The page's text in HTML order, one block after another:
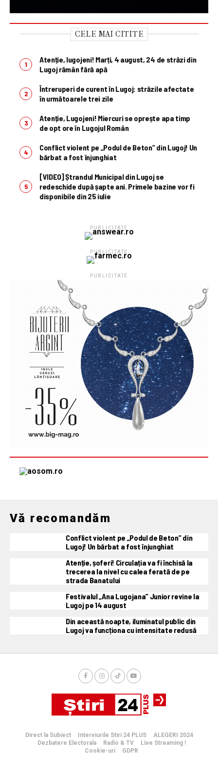
CELE MAI CITITE
Atenție, lugojeni! Marți, 4 august, 24 de străzi din
Lugoj rămân fără apă
Întreruperi de curent în Lugoj: străzile afectate
în următoarele trei zile
Atenție, Lugojeni! Miercuri se oprește apa timp
de opt ore în Lugojul Român
Conflict violent pe „Podul de Beton” din Lugoj! Un
bărbat a fost înjunghiat
[VIDEO] Ștrandul Municipal din Lugoj se
redeschide după șapte ani. Primele bazine vor fi
disponibile din 25 iulie
PUBLICITATE
PUBLICITATE
PUBLICITATE
Vă recomandăm
Conflict violent pe „Podul de Beton” din
Lugoj! Un bărbat a fost înjunghiat
Atenție, șoferi! Circulația va fi închisă la
trecerea la nivel cu calea ferată de pe
strada Banatului
Festivalul „Ana Lugojana” Junior revine la
Lugoj pe 14 august
Din această noapte, iluminatul public din
Lugoj va funcționa cu intensitate redusă
Direct la Subiect Interviurile Stiri 24 PLUS
ALEGERI 2024
Dezbatere Electorala
Radio & TV
Live Streaming !
Cookie-uri
GDPR